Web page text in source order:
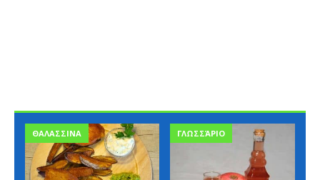
ΘΑΛΑΣΣΙΝΑ ΓΛΩΣΣΆΡΙΟ